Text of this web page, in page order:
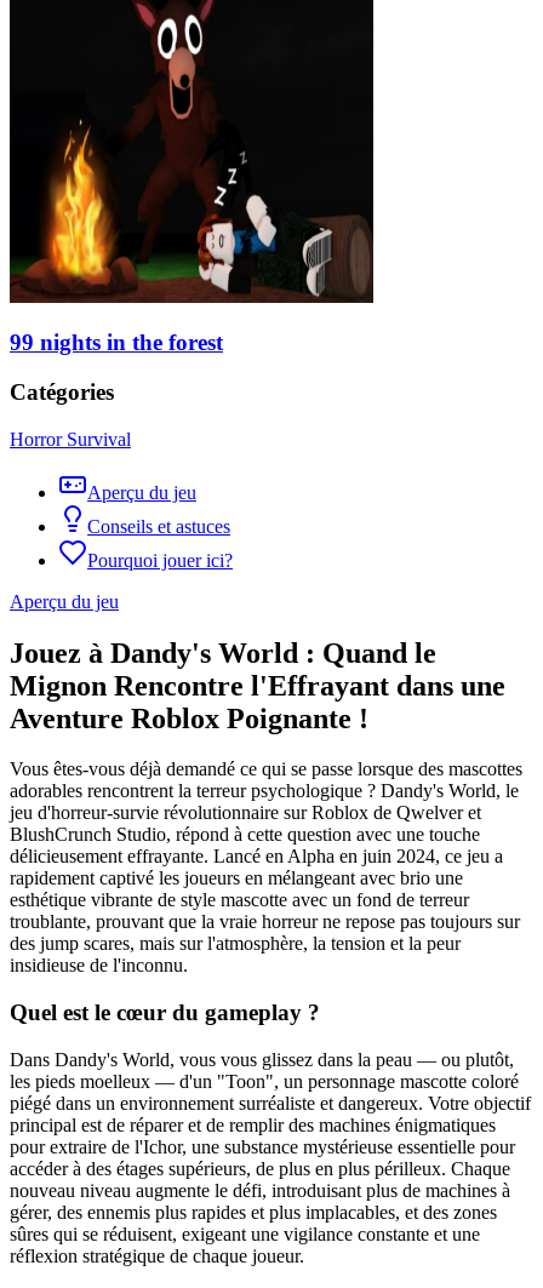
99 nights in the forest
Catégories
Horror Survival
Aperçu du jeu
Conseils et astuces
Pourquoi jouer ici?
Aperçu du jeu
Jouez à Dandy's World : Quand le
Mignon Rencontre l'Effrayant dans une
Aventure Roblox Poignante !
Vous êtes-vous déjà demandé ce qui se passe lorsque des mascottes
adorables rencontrent la terreur psychologique ? Dandy's World, le
jeu d'horreur-survie révolutionnaire sur Roblox de Qwelver et
BlushCrunch Studio, répond à cette question avec une touche
délicieusement effrayante. Lancé en Alpha en juin 2024, ce jeu a
rapidement captivé les joueurs en mélangeant avec brio une
esthétique vibrante de style mascotte avec un fond de terreur
troublante, prouvant que la vraie horreur ne repose pas toujours sur
des jump scares, mais sur l'atmosphère, la tension et la peur
insidieuse de l'inconnu.
Quel est le cœur du gameplay ?
Dans Dandy's World, vous vous glissez dans la peau — ou plutôt,
les pieds moelleux — d'un "Toon", un personnage mascotte coloré
piégé dans un environnement surréaliste et dangereux. Votre objectif
principal est de réparer et de remplir des machines énigmatiques
pour extraire de l'Ichor, une substance mystérieuse essentielle pour
accéder à des étages supérieurs, de plus en plus périlleux. Chaque
nouveau niveau augmente le défi, introduisant plus de machines à
gérer, des ennemis plus rapides et plus implacables, et des zones
sûres qui se réduisent, exigeant une vigilance constante et une
réflexion stratégique de chaque joueur.